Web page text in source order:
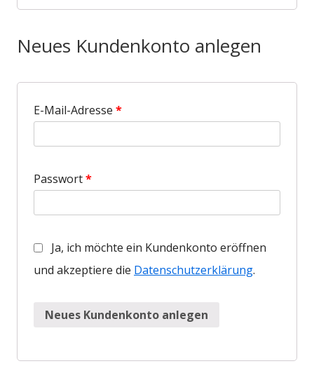
Neues Kundenkonto anlegen
E-Mail-Adresse *
Passwort*
Ja, ich möchte ein Kundenkonto eröffnen
und akzeptiere die Datenschutzerklärung.
Neues Kundenkonto anlegen